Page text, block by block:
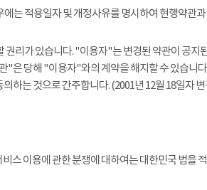
는 적용일자 및 개정사유를 명시하여 현행약관
리가 있습니다. "이용자"는 변경된 약관이 공지
은 당해 "이용자"와의 계약을 해지할 수 있습니
하는 것으로 간주합니다. (2001년 12월 18일자
스 이용에 관한 분쟁에 대하여는 대한민국 법을